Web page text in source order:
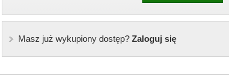
Masz już wykupiony dostęp?Zaloguj się